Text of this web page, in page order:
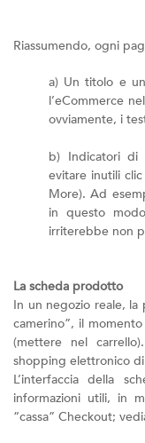
Riassumendo, ogni
a) Un titolo e
l’eCommerce
ovviamente, i
b) Indicatori di
evitare inutili
More). Ad
in questo
irriterebbe non
La scheda prodotto
In un negozio reale,
camerino”, il
(mettere nel
shopping elettronico
L’interfaccia della
informazioni utili, in
“cassa” Checkout;